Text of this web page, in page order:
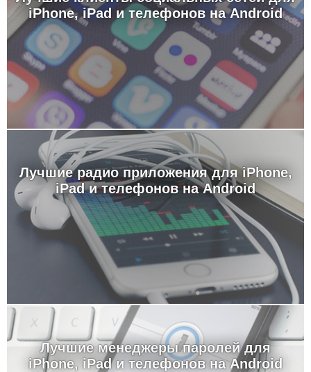
iPhone, iPad и телефонов на Android
Лучшие радио приложения для iPhone,
iPad и телефонов на Android
Лучшие менеджеры паролей для
iPhone, iPad и телефонов на Android